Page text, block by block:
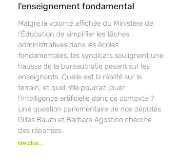
l’enseignement fondamental
Malgré la volonté affichée du Ministère de
l’Éducation de simplifier les tâches
administratives dans les écoles
fondamentales, les syndicats soulignent une
hausse de la bureaucratie pesant sur les
enseignants. Quelle est la réalité sur le
terrain, et quel rôle pourrait jouer
l’intelligence artificielle dans ce contexte ?
Une question parlementaire de nos députés
Gilles Baum et Barbara Agostino cherche
des réponses.
lire plus...